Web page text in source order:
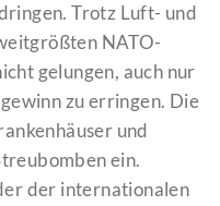
Trotz Luft- und
NATO-
gelungen, auch nur
zu erringen. Die
und
ein.
der internationalen